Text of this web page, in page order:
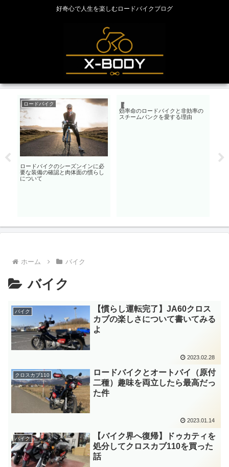
好奇心で人生を楽しむロードバイクブログ
ロードバイク
ロードバイクのシーズンインに必
要な装備の確認と肉体面の慣らし
について
ロードバイク
効率命のロードバイクと非効率の
スチームパンクを愛する理由
ホーム バイク
バイク
バイク
【慣らし運転完了】JA60クロス
カブの楽しさについて書いてみる
よ
2023.02.28
クロスカブ110
ロードバイクとオートバイ（原付
二種）趣味を両立したら最高だっ
た件
2023.01.14
バイク
【バイク界へ復帰】ドゥカティを
処分してクロスカブ110を買った
話